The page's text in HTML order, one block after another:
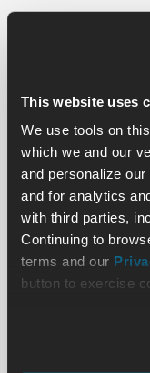
This website uses
We use tools on
which we and our
and personalize
and for analytics
with third parties,
Continuing to
terms and our
button to exercise
Blog
Nomine a un